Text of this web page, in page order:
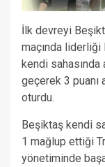
İlk devreyi
maçında liderliği
kendi sahasında
geçerek 3 puanı
oturdu.
Beşiktaş kendi
1 mağlup ettiği
yönetiminde